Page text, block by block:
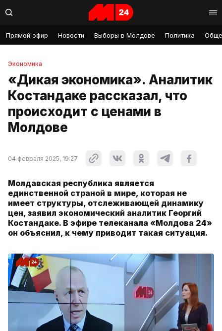
Прямой эфир Новости Выборы в Молдове Политика
Экономика
«Дикая экономика». Аналитик
Костандаке рассказал, что
происходит с ценами в
Молдове
04 февраля 2025, 19:27
Молдавская республика является
единственной страной в мире, которая не
имеет структуры, отслеживающей динамику
цен, заявил экономический аналитик Георгий
Костандаке. В эфире телеканала «Молдова 24»
он объяснил, к чему приводит такая ситуация.